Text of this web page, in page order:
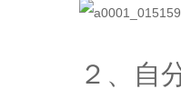
２、自